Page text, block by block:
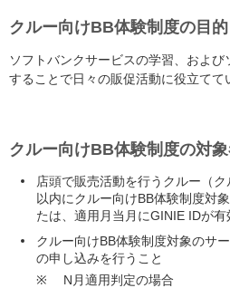
クルー向けBB体験制度の目的
ソフトバンクサービスの学習、およ
することで日々の販促活動に役立てて
クルー向けBB体験制度の対
店頭で販売活動を行うクルー（
以内にクルー向けBB体験制度対
たは、適用月当月にGINIE IDが有
クルー向けBB体験制度対象のサ
の申し込みを行うこと
※
N月適用判定の場合